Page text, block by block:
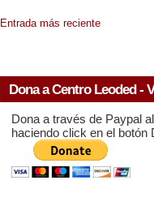
Entrada más reciente
Dona a Centro Leoded -
Dona a través de Paypal
haciendo click en el botón